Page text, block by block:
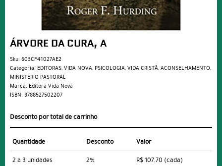
ÁRVORE DA CURA, A
Sku: 603CF41027AE2
Categoria: EDITORAS,VIDA NOVA, PSICOLOGIA,VIDA CRISTÃ,ACONSELHAMENTO,
MINISTÉRIO PASTORAL
Marca: Editora Vida Nova
ISBN: 9788527502207
Desconto por total de carrinho
Quantidade Desconto
Valor
2 a 3 unidades
2% R$ 107,70 (cada)